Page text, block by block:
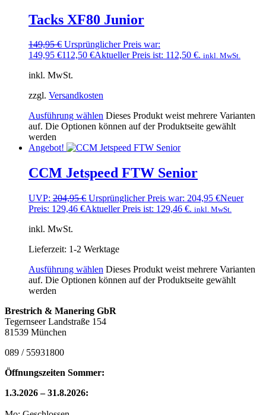
Tacks XF80 Junior
149,95€ Ursprünglicher Preis war:
149,95 €112,50 €Aktueller Preis ist: 112,50 €. inkl. MwSt.
inkl. MwSt.
zzgl. Versandkosten
Ausführung wählen Dieses Produkt weist mehrere Varianten
auf. Die Optionen können auf der Produktseite gewählt
werden
Angebot!
CCM Jetspeed FTW Senior
UVP: 204,95€ Ursprünglicher Preis war: 204,95 €Neuer
Preis: 129,46 €Aktueller Preis ist: 129,46 €. inkl. MwSt.
inkl. MwSt.
Lieferzeit: 1-2 Werktage
Ausführung wählen Dieses Produkt weist mehrere Varianten
auf. Die Optionen können auf der Produktseite gewählt
werden
Brestrich & Manering GbR
Tegernseer Landstraße 154
81539 München
089 / 55931800
Öffnungszeiten Sommer:
1.3.2026 – 31.8.2026: